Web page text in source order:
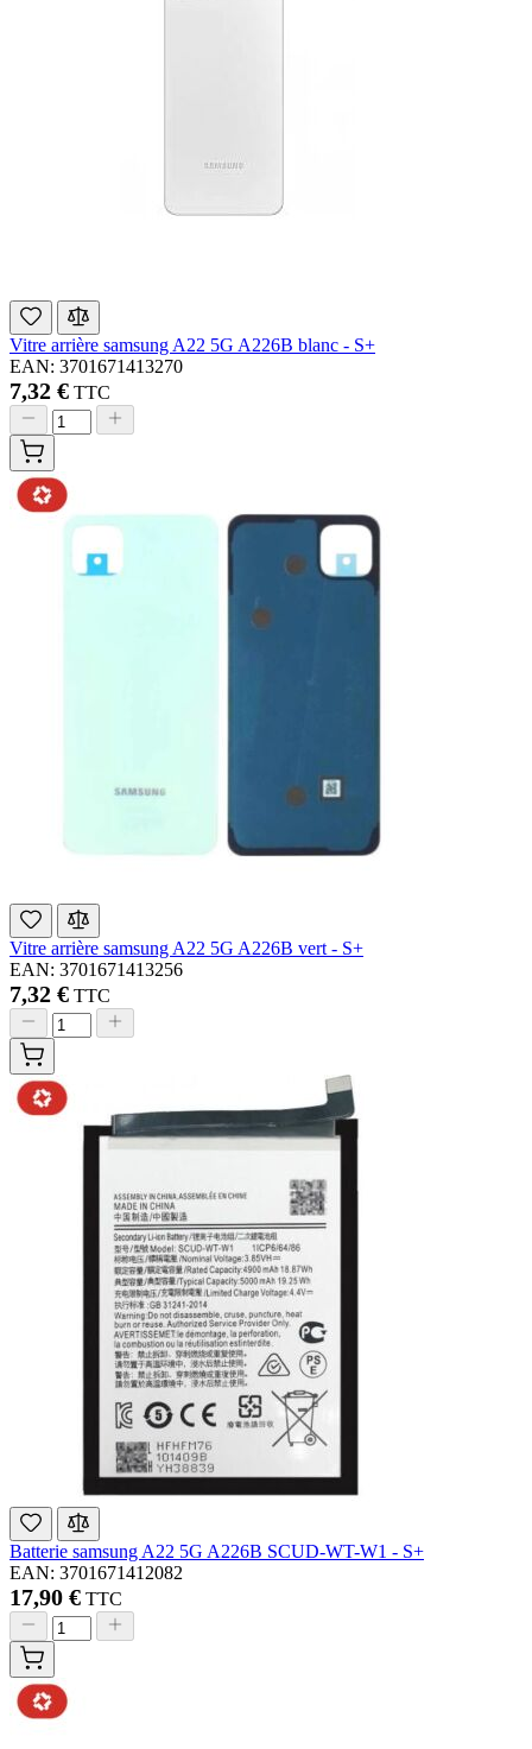
Vitre arrière samsung A22 5G A226B blanc - S+
EAN: 3701671413270
7,32 € TTC
Vitre arrière samsung A22 5G A226B vert - S+
EAN: 3701671413256
7,32 € TTC
Batterie samsung A22 5G A226B SCUD-WT-W1 - S+
EAN: 3701671412082
17,90 € TTC